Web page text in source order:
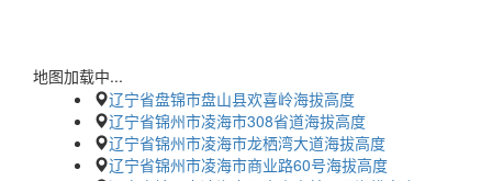
地图加载中...
辽宁省盘锦市盘山县欢喜岭海拔高度
辽宁省锦州市凌海市308省道海拔高度
辽宁省锦州市凌海市龙栖湾大道海拔高度
辽宁省锦州市凌海市商业路60号海拔高度